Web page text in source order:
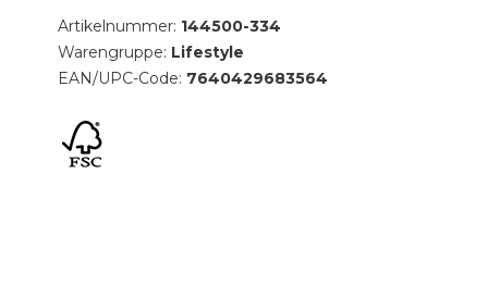
Artikelnummer: 144500-334
Warengruppe: Lifestyle
EAN/UPC-Code: 7640429683564